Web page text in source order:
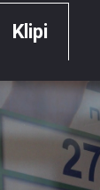
Klipi